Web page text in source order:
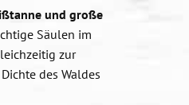
und große
Säulen im
zur
des Waldes